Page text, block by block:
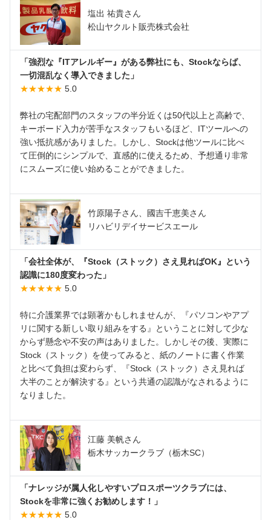
塩出 祐貴さん
松山ヤクルト販売株式会社
「強烈な『ITアレルギー』がある弊社にも、Stockならば、
一切混乱なく導入できました」
★★★★★ 5.0
弊社の宅配部門のスタッフの半分近くは50代以上と高齢で、
キーボード入力が苦手なスタッフもいるほど、ITツールへの
強い抵抗感がありました。しかし、Stockは他ツールに比べ
て圧倒的にシンプルで、直感的に使えるため、予想通り非常
にスムーズに使い始めることができました。
竹原陽子さん、國吉千恵美さん
リハビリデイサービスエール
「会社全体が、『Stock（ストック）さえ見ればOK』という
認識に180度変わった」
★★★★★ 5.0
特に介護業界では顕著かもしれませんが、『パソコンやアプ
リに関する新しい取り組みをする』ということに対して少な
からず懸念や不安の声はありました。しかしその後、実際に
Stock（ストック）を使ってみると、紙のノートに書く作業
と比べて負担は変わらず、『Stock（ストック）さえ見れば
大半のことが解決する』という共通の認識がなされるように
なりました。
江藤 美帆さん
栃木サッカークラブ（栃木SC）
「ナレッジが属人化しやすいプロスポーツクラブには、
Stockを非常に強くお勧めします！」
★★★★★ 5.0